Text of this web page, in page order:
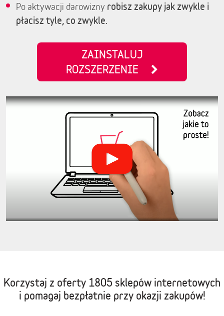
Po aktywacji darowizny robisz zakupy jak zwykle i
płacisz tyle, co zwykle.
ZAINSTALUJ
ROZSZERZENIE
Korzystaj z oferty 1805 sklepów internetowych
i pomagaj bezpłatnie przy okazji zakupów!